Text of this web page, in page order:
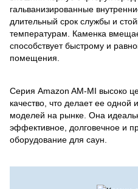
гальванизированные
длительный срок службы и
температурам. Каменка
способствует быстрому и
помещения.
Серия Amazon AM-MI высоко
качество, что делает ее одной
моделей на рынке. Она
эффективное, долговечное и
оборудование для саун.